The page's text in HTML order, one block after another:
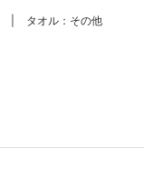
タオル：その他